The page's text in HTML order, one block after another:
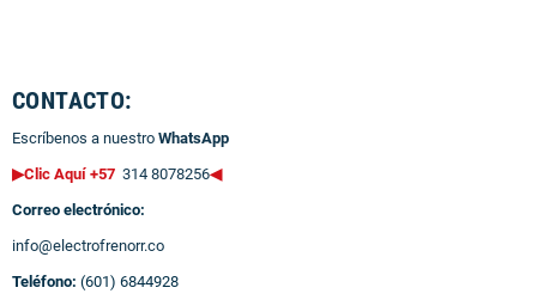
CONTACTO:
Escríbenos a nuestro WhatsApp
▶Clic Aquí +57 314 8078256◀
Correo electrónico:
info@electrofrenorr.co
Teléfono: (601) 6844928